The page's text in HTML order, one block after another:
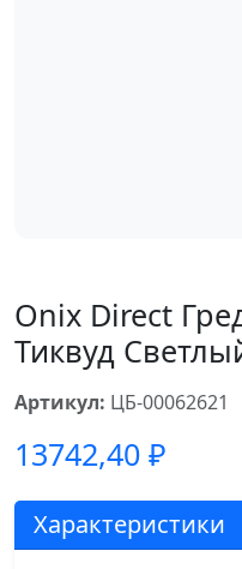
Onix Direct
Тиквуд
Артикул: ЦБ-00062621
13742,40 ₽
Характеристики